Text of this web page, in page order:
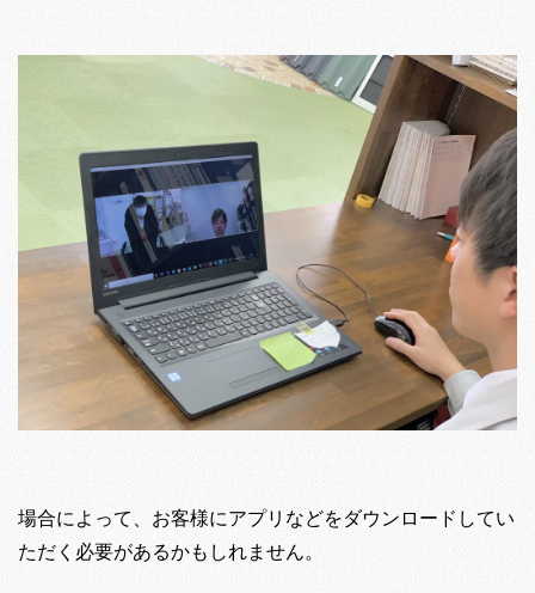
場合によって、お客様にアプリなどをダウンロードしてい
ただく必要があるかもしれません。